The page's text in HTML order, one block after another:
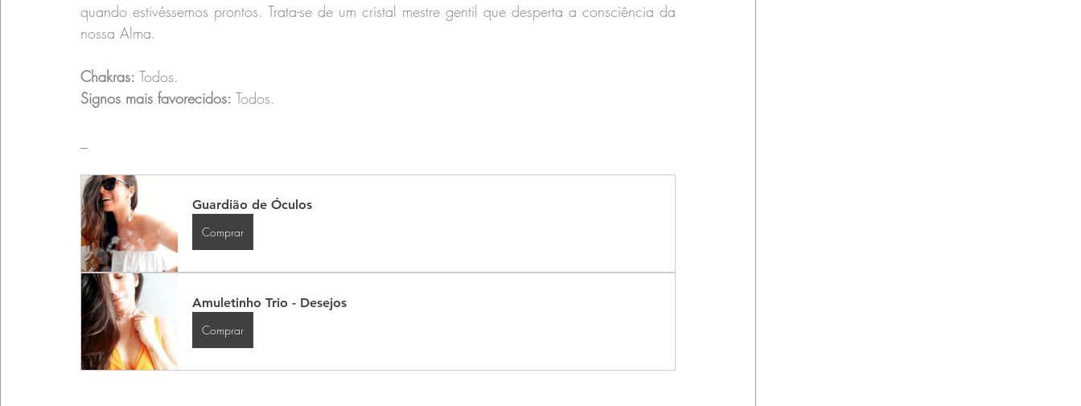
quando estivéssemos prontos. Trata-se de um cristal mestre gentil que desperta a consciência da
nossa Alma.
Chakras: Todos.
Signos mais favorecidos: Todos.
Guardião de Óculos
Comprar
Amuletinho Trio - Desejos
Comprar